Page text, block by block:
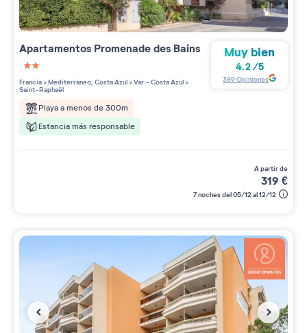
Apartamentos Promenade des Bains
2 étoiles sur 5
Francia>Mediterráneo, Costa Azul>Var - Costa Azul>
Saint-Raphaël
Playa a menos de 300m
Estancia más responsable
Muy bien
4.2/5
389Opiniones
a partir de
319 €
7 noches del 05/12 al 12/12